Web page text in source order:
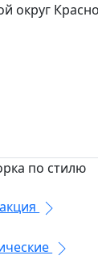
округ
по стилю